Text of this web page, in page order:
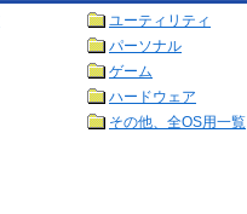
ユーティリティ
パーソナル
ゲーム
ハードウェア
その他、全OS用一覧